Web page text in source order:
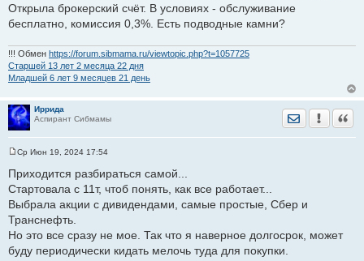
е
н
Открыла брокерский счёт. В условиях - обслуживание
бесплатно, комиссия 0,3%. Есть подводные камни?
!!! Обмен https://forum.sibmama.ru/viewtopic.php?t=1057725
Старшей 13 лет 2 месяца 22 дня
Младшей 6 лет 9 месяцев 21 день
Иррида
Аспирант Сибмамы
Отправить
о
б
е
н
е
Ср Июн 19, 2024 17:54
Приходится разбираться самой...
Стартовала с 11т, чтоб понять, как все работает...
Выбрала акции с дивидендами, самые простые, Сбер и
Транснефть.
Но это все сразу не мое. Так что я наверное долгосрок, может
буду периодически кидать мелочь туда для покупки.